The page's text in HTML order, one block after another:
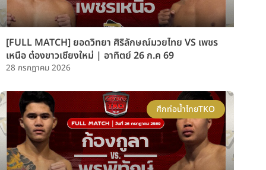
[FULL MATCH] ยอดวิทยา ศิริลักษณ์มวยไทย VS เพชร
เหนือ ต๋องขาวเชียงใหม่ | อาทิตย์ 26 ก.ค 69
28 กรกฎาคม 2026
ศึกท่อน้ำไทยTKO